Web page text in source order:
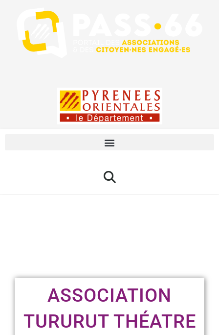
ASSOCIATION
TURURUT THÉATRE